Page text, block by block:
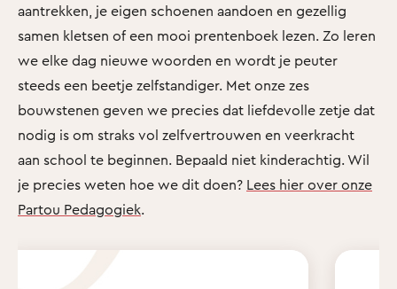
aantrekken, je eigen schoenen aandoen en gezellig
samen kletsen of een mooi prentenboek lezen. Zo leren
we elke dag nieuwe woorden en wordt je peuter
steeds een beetje zelfstandiger. Met onze zes
bouwstenen geven we precies dat liefdevolle zetje dat
nodig is om straks vol zelfvertrouwen en veerkracht
aan school te beginnen. Bepaald niet kinderachtig. Wil
je precies weten hoe we dit doen? Lees hier over onze
Partou Pedagogiek.